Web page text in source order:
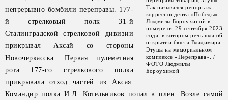
Так назывался репортаж
корреспондента «Победы»
Людмилы Бороухиной в
номере от 29 сентября 2023
года, в котором речь шла об
открытии бюста Владимира
Этуша на мемориальном
комплексе «Переправа». /
ФОТО Людмилы
Бороухиной
непрерывно бомбили переправы. 177-
й стрелковый полк 31-й
Сталинградской стрелковой дивизии
прикрывал Аксай со стороны
Новочеркасска. Первая пулеметная
рота 177-го стрелкового полка
прикрывала отход частей из Аксая.
Командир полка И.Л. Котельников попал в плен. Возле самой